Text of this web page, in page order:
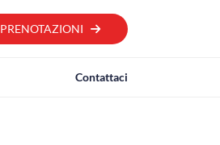
PRENOTAZIONI
Contattaci